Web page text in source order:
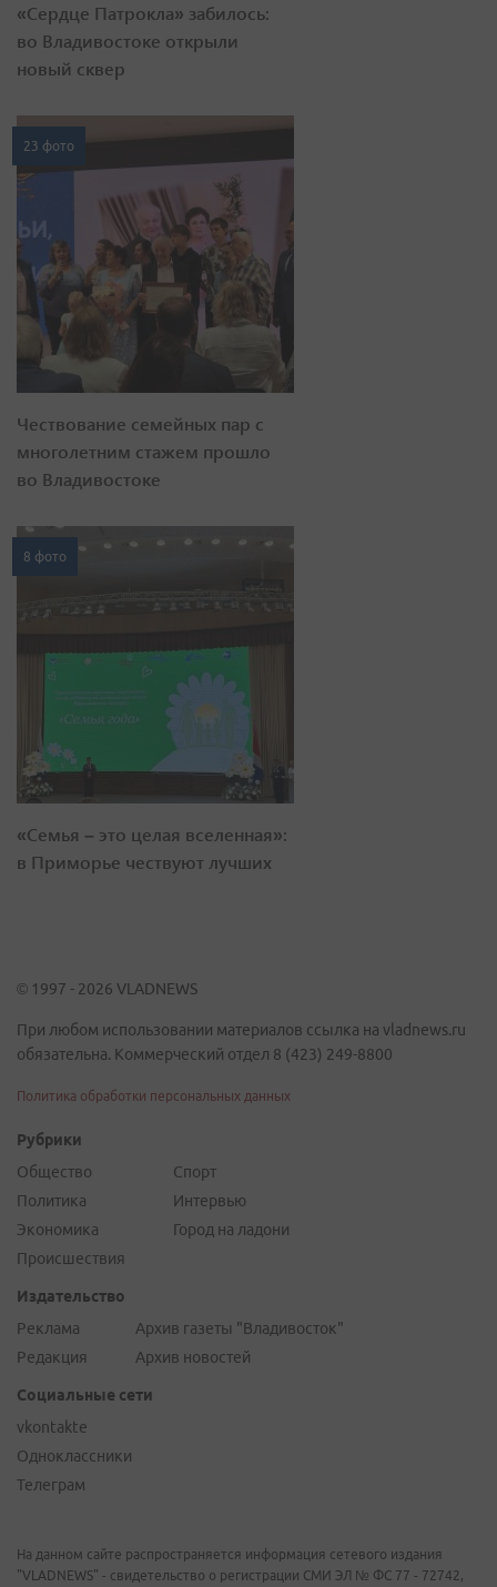
«Сердце Патрокла» забилось:
во Владивостоке открыли
новый сквер
23 фото
Чествование семейных пар с
многолетним стажем прошло
во Владивостоке
8 фото
«Семья – это целая вселенная»:
в Приморье чествуют лучших
© 1997 - 2026 VLADNEWS
При любом использовании материалов ссылка на vladnews.ru
обязательна. Коммерческий отдел 8 (423) 249-8800
Политика обработки персональных данных
Рубрики
Общество
Политика
Экономика
Происшествия
Спорт
Интервью
Город на ладони
Издательство
Реклама
Редакция
Архив газеты "Владивосток"
Архив новостей
Социальные сети
vkontakte
Одноклассники
Телеграм
На данном сайте распространяется информация сетевого издания
"VLADNEWS" - свидетельство о регистрации СМИ ЭЛ № ФС 77 - 72742,